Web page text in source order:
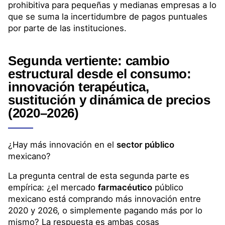
prohibitiva para pequeñas y medianas empresas a lo
que se suma la incertidumbre de pagos puntuales
por parte de las instituciones.
Segunda vertiente: cambio
estructural desde el consumo:
innovación terapéutica,
sustitución y dinámica de precios
(2020–2026)
¿Hay más innovación en el sector público
mexicano?
La pregunta central de esta segunda parte es
empírica: ¿el mercado farmacéutico público
mexicano está comprando más innovación entre
2020 y 2026, o simplemente pagando más por lo
mismo? La respuesta es ambas cosas